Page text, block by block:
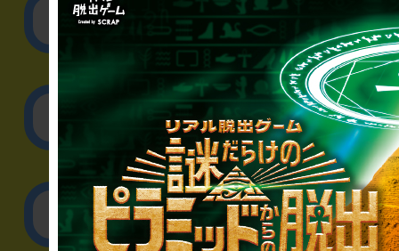
リアル脱出ゲーム制作
取材に関するお
その他のご相談／